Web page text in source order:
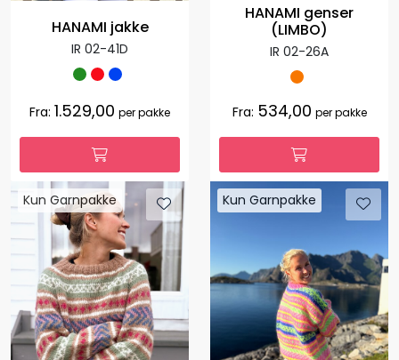
HANAMI jakke
IR 02-41D
Fra: 1.529,00 per pakke
HANAMI genser
(LIMBO)
IR 02-26A
Fra: 534,00 per pakke
Kun Garnpakke Kun Garnpakke